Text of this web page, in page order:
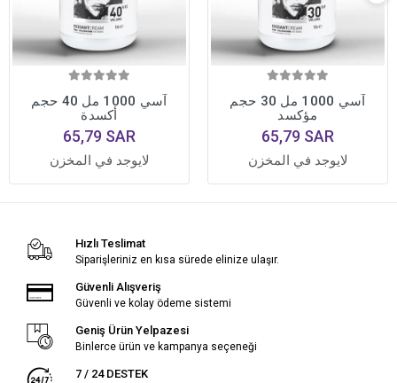
آسي 1000 مل 40 حجم
أكسدة
65,79 SAR
لايوجد في المخزن
آسي 1000 مل 30 حجم
مؤكسد
65,79 SAR
لايوجد في المخزن
Hızlı Teslimat
Siparişleriniz en kısa sürede elinize ulaşır.
Güvenli Alışveriş
Güvenli ve kolay ödeme sistemi
Geniş Ürün Yelpazesi
Binlerce ürün ve kampanya seçeneği
7 / 24 DESTEK